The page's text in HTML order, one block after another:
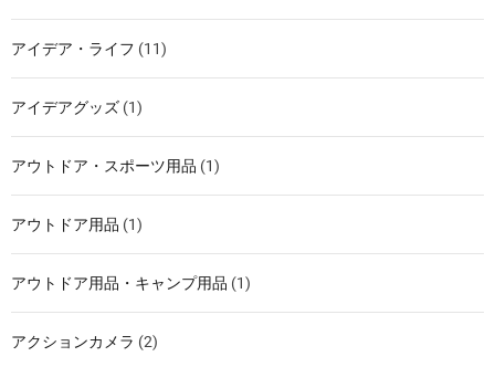
アイデア・ライフ (11)
アイデアグッズ (1)
アウトドア・スポーツ用品 (1)
アウトドア用品 (1)
アウトドア用品・キャンプ用品 (1)
アクションカメラ (2)